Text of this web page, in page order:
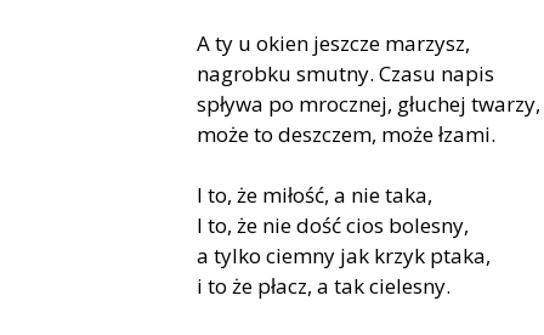
A ty u okien jeszcze marzysz,
nagrobku smutny. Czasu napis
spływa po mrocznej, głuchej twarzy,
może to deszczem, może łzami.
I to, że miłość, a nie taka,
I to, że nie dość cios bolesny,
a tylko ciemny jak krzyk ptaka,
i to że płacz, a tak cielesny.